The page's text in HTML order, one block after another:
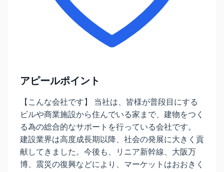
アピールポイント
【こんな会社です】 当社は、皆様が普段目にする
ビルや商業施設から住んでいる家まで、建物をつく
る為の総合的なサポートを行っている会社です。
建設業界は高度成長期以降、社会の発展に大きく貢
献してきました。今後も、リニア新幹線、大阪万
博、震災の復興などにより、マーケットはおおきく